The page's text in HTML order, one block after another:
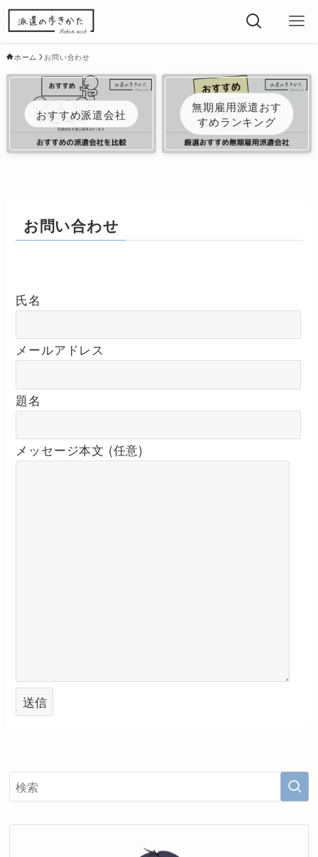
ホーム お問い合わせ
おすすめ派遣会社
無期雇用派遣おす
すめランキング
お問い合わせ
氏名
メールアドレス
題名
メッセージ本文 (任意)